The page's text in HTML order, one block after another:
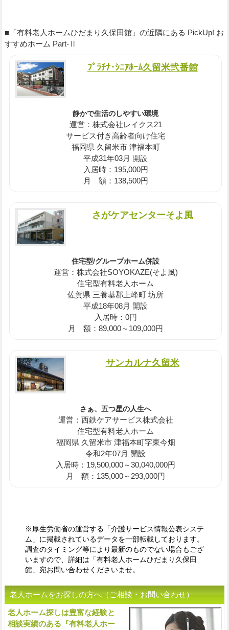
■「有料老人ホームひだまり久保田館」の近隣にある PickUp! お
すすめホーム Part-Ⅱ
ﾌﾟﾗﾁﾅ･ｼﾆｱﾎｰﾑ久留米弐番館
静かで生活のしやすい環境
運営：株式会社レイクス21
サービス付き高齢者向け住宅
福岡県 久留米市 津福本町
平成31年03月 開設
入居時：195,000円
月 額：138,500円
さがケアセンターそよ風
住宅型/グループホーム併設
運営：株式会社SOYOKAZE(そよ風)
住宅型有料老人ホーム
佐賀県 三養基郡上峰町 坊所
平成18年08月 開設
入居時：0円
月 額：89,000～109,000円
サンカルナ久留米
さぁ、五つ星の人生へ
運営：西鉄ケアサービス株式会社
住宅型有料老人ホーム
福岡県 久留米市 津福本町字東今畑
令和2年07月 開設
入居時：19,500,000～30,040,000円
月 額：135,000～293,000円
※厚生労働省の運営する「介護サービス情報公表システ
ム」に掲載されているデータを一部転載しております。
調査のタイミング等により最新のものでない場合もござ
いますので、詳細は「有料老人ホームひだまり久保田
館」宛お問い合わせくださいませ。
老人ホームをお探しの方へ（ご相談・お問い合わせ）
老人ホーム探しは豊富な経験と
相談実績のある『有料老人ホー